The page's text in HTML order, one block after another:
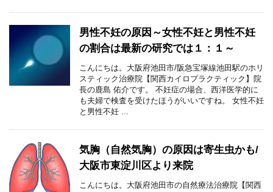
男性不妊の原因～女性不妊と男性不妊
の割合は最新の研究では１：１～
こんにちは。大阪府池田市/阪急宝塚線池田駅のホリ
スティック治療院【関西カイロプラクティック】院
長の鹿島 佑介です。 不妊症の場合、西洋医学的に
も夫婦で検査を受けたほうがいいですね。 女性不妊
と男性不妊 ...
気胸（自然気胸）の原因は寄生虫かも/
大阪市東淀川区より来院
こんにちは。大阪府池田市の自然療法治療院【関西